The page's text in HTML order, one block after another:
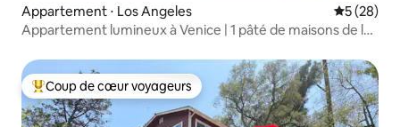
Appartement ⋅ Los Angeles
5 (28)
Appartement lumineux à Venice | 1 pâté de maisons de la
Coups de cœur voyageurs les plus appréciés
Coup de cœur voyageurs